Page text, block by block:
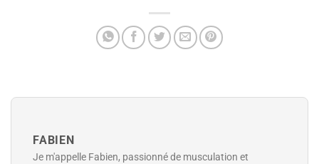
FABIEN
Je m'appelle Fabien, passionné de musculation et